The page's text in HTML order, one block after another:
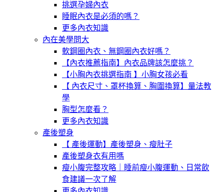
挑選孕婦內衣
睡眠內衣是必須的嗎？
更多內衣知識
內在美學問大
軟鋼圈內衣、無鋼圈內衣好嗎？
【內衣推薦指南】內衣品牌該怎麼挑？
【小胸內衣挑選指南 】小胸女孩必看
【 內衣尺寸、罩杯換算、胸圍換算】量法教
學
胸型怎麼看？
更多內衣知識
產後塑身
【 產後運動】產後塑身、瘦肚子
產後塑身衣有用嗎
瘦小腹完整攻略｜睡前瘦小腹運動、日常飲
食建議一次了解